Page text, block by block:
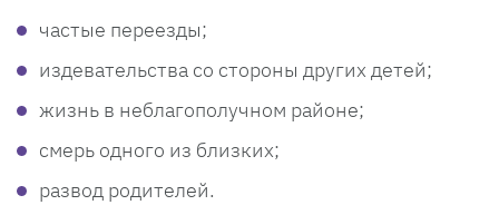
частые переезды;
издевательства со стороны других детей;
жизнь в неблагополучном районе;
смерь одного из близких;
развод родителей.